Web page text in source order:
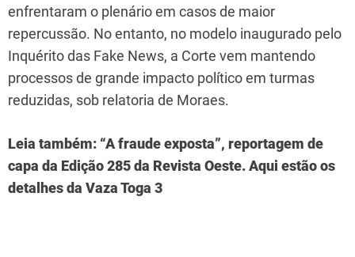
enfrentaram o plenário em casos de maior
repercussão. No entanto, no modelo inaugurado pelo
Inquérito das Fake News, a Corte vem mantendo
processos de grande impacto político em turmas
reduzidas, sob relatoria de Moraes.
Leia também: “A fraude exposta”, reportagem de
capa da Edição 285 da Revista Oeste. Aqui estão os
detalhes da Vaza Toga 3